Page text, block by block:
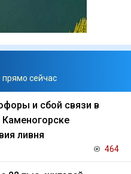
сейчас
и сбой связи в
Каменогорске
ливня
464